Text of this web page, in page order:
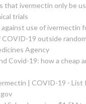
that ivermectin only be
trials
against use of ivermectin
19 outside
Agency
Covid-19: how a cheap
| COVID-19 - List